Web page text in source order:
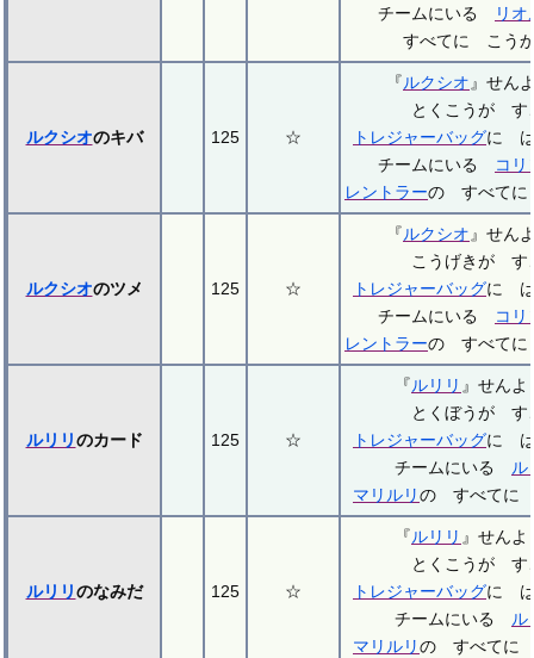
チームにいる
リオ
すべてに こう
ルクシオのキバ 125 ☆
『ルクシオ』せん
とくこうが す
トレジャーバッグに は
チームにいる
コリ
レントラーの すべてに
ルクシオのツメ 125 ☆
『ルクシオ』せん
こうげきが す
トレジャーバッグに は
チームにいる
コリ
レントラーの すべてに
ルリリのカード 125 ☆
『ルリリ 』せん
とくぼうが す
トレジャーバッグに は
チームにいる ル
マリルリの すべてに
ルリリのなみだ 125 ☆
『ルリリ 』せん
とくこうが す
トレジャーバッグに は
チームにいる ル
マリルリの すべてに